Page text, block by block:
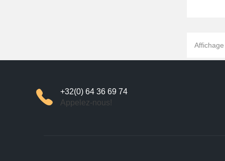
+32(0) 64 36 69 74
Appelez-nous!